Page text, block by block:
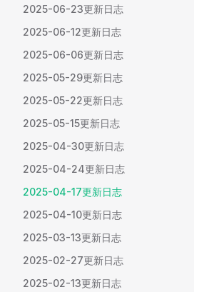
2025-06-23更新日志
2025-06-12更新日志
2025-06-06更新日志
2025-05-29更新日志
2025-05-22更新日志
2025-05-15更新日志
2025-04-30更新日志
2025-04-24更新日志
2025-04-17更新日志
2025-04-10更新日志
2025-03-13更新日志
2025-02-27更新日志
2025-02-13更新日志